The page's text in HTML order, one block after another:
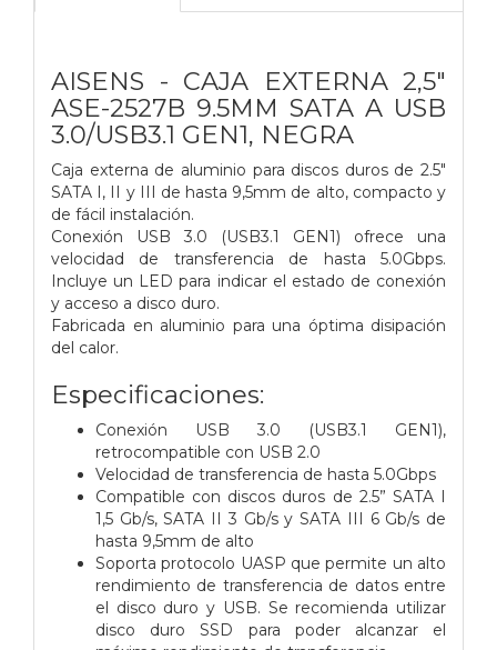
AISENS - CAJA EXTERNA 2,5"
ASE-2527B 9.5MM SATA A USB
3.0/USB3.1 GEN1, NEGRA
Caja externa de aluminio para discos duros de 2.5"
SATA I, II y III de hasta 9,5mm de alto, compacto y
de fácil instalación.
Conexión USB 3.0 (USB3.1 GEN1) ofrece una
velocidad de transferencia de hasta 5.0Gbps.
Incluye un LED para indicar el estado de conexión
y acceso a disco duro.
Fabricada en aluminio para una óptima disipación
del calor.
Especificaciones:
Conexión USB 3.0 (USB3.1 GEN1),
retrocompatible con USB 2.0
Velocidad de transferencia de hasta 5.0Gbps
Compatible con discos duros de 2.5” SATA I
1,5 Gb/s, SATA II 3 Gb/s y SATA III 6 Gb/s de
hasta 9,5mm de alto
Soporta protocolo UASP que permite un alto
rendimiento de transferencia de datos entre
el disco duro y USB. Se recomienda utilizar
disco duro SSD para poder alcanzar el